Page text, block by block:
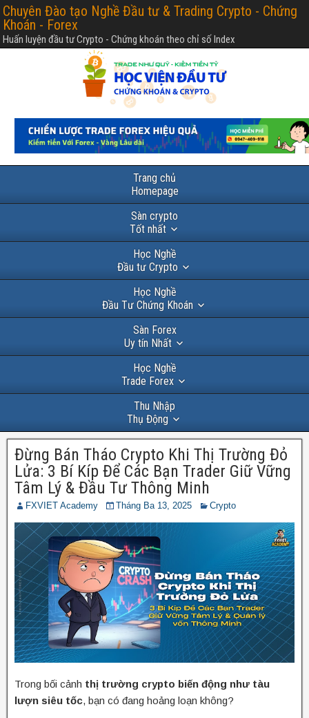
Chuyên Đào tạo Nghề Đầu tư & Trading Crypto - Chứng
Khoán - Forex
Huấn luyện đầu tư Crypto - Chứng khoán theo chỉ số Index
Trang chủ
Homepage
Sàn crypto
Tốt nhất
Học Nghề
Đầu tư Crypto
Học Nghề
Đầu Tư Chứng Khoán
Sàn Forex
Uy tín Nhất
Học Nghề
Trade Forex
Thu Nhập
Thụ Động
Đừng Bán Tháo Crypto Khi Thị Trường Đỏ
Lửa: 3 Bí Kíp Để Các Bạn Trader Giữ Vững
Tâm Lý & Đầu Tư Thông Minh
FXVIET Academy Tháng Ba 13, 2025 Crypto
Trong bối cảnh thị trường crypto biến động như tàu
lượn siêu tốc, bạn có đang hoảng loạn không?